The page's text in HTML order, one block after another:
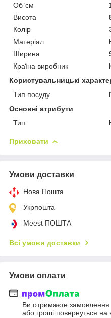
Об`єм
Висота
Колір
Матеріал
Ширина
Країна виробник
Користувальницькі
Тип посуду
Основні атрибути
Тип
Приховати
Умови доставки
Нова Пошта
Укрпошта
Meest ПОШТА
Всі умови доставки
Умови оплати
Ви отримаєте замовлення
або гроші повернуться на